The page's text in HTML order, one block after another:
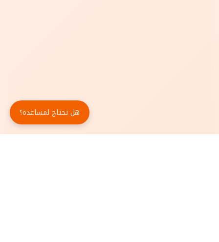
هل تحتاج لمساعدة؟